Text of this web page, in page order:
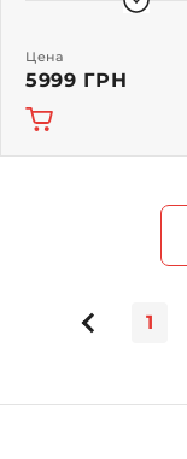
Цена
5999 ГРН
1